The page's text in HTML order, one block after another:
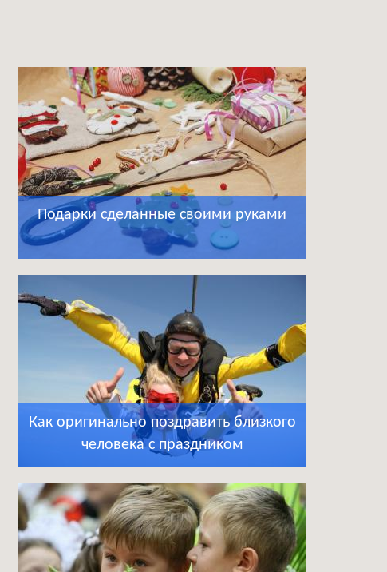
Подарки сделанные своими руками
Как оригинально поздравить близкого
человека с праздником